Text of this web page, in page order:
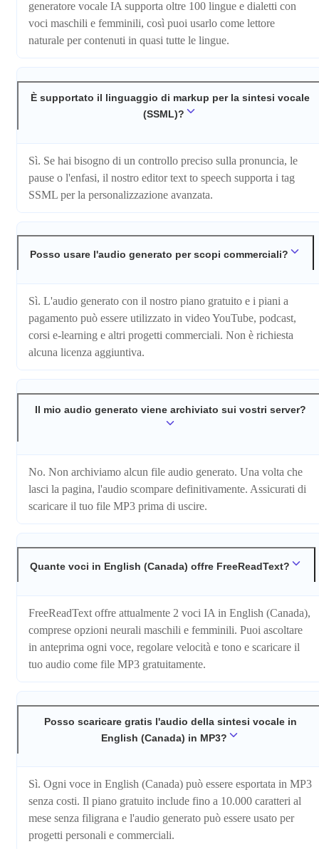
generatore vocale IA supporta oltre 100 lingue e dialetti con
voci maschili e femminili, così puoi usarlo come lettore
naturale per contenuti in quasi tutte le lingue.
È supportato il linguaggio di markup per la sintesi vocale
(SSML)?
Sì. Se hai bisogno di un controllo preciso sulla pronuncia, le
pause o l'enfasi, il nostro editor text to speech supporta i tag
SSML per la personalizzazione avanzata.
Posso usare l'audio generato per scopi commerciali?
Sì. L'audio generato con il nostro piano gratuito e i piani a
pagamento può essere utilizzato in video YouTube, podcast,
corsi e-learning e altri progetti commerciali. Non è richiesta
alcuna licenza aggiuntiva.
Il mio audio generato viene archiviato sui vostri server?
No. Non archiviamo alcun file audio generato. Una volta che
lasci la pagina, l'audio scompare definitivamente. Assicurati di
scaricare il tuo file MP3 prima di uscire.
Quante voci in English (Canada) offre FreeReadText?
FreeReadText offre attualmente 2 voci IA in English (Canada),
comprese opzioni neurali maschili e femminili. Puoi ascoltare
in anteprima ogni voce, regolare velocità e tono e scaricare il
tuo audio come file MP3 gratuitamente.
Posso scaricare gratis l'audio della sintesi vocale in
English (Canada) in MP3?
Sì. Ogni voce in English (Canada) può essere esportata in MP3
senza costi. Il piano gratuito include fino a 10.000 caratteri al
mese senza filigrana e l'audio generato può essere usato per
progetti personali e commerciali.